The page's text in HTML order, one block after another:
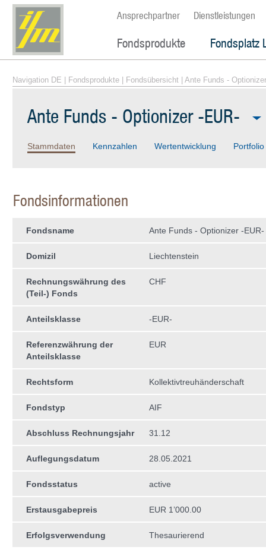
Ansprechpartner Dienstleistungen
Fondsprodukte Fondsplatz
Navigation DE Fondsprodukte Fondsübersicht | Ante Funds -
Ante Funds - Optionizer -EUR-
Stammdaten Kennzahlen Wertentwicklung Portfolio
Fondsinformationen
Fondsname Ante Funds - Optionizer -EUR-
Domizil Liechtenstein
Rechnungswährung des
(Teil-) Fonds
CHF
Anteilsklasse -EUR-
Referenzwährung der
Anteilsklasse
EUR
Rechtsform Kollektivtreuhän­derschaft
Fondstyp AIF
Abschluss Rechnungsjahr 31.12
Auflegungsdatum 28.05.2021
Fondsstatus active
Erstausgabepreis EUR 1’000.00
Erfolgsverwendung Thesaurierend